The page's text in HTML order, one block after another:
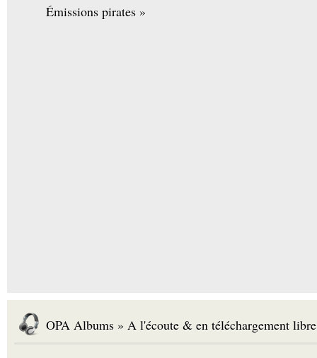
Émissions pirates »
OPA Albums » A l'écoute & en téléchargement